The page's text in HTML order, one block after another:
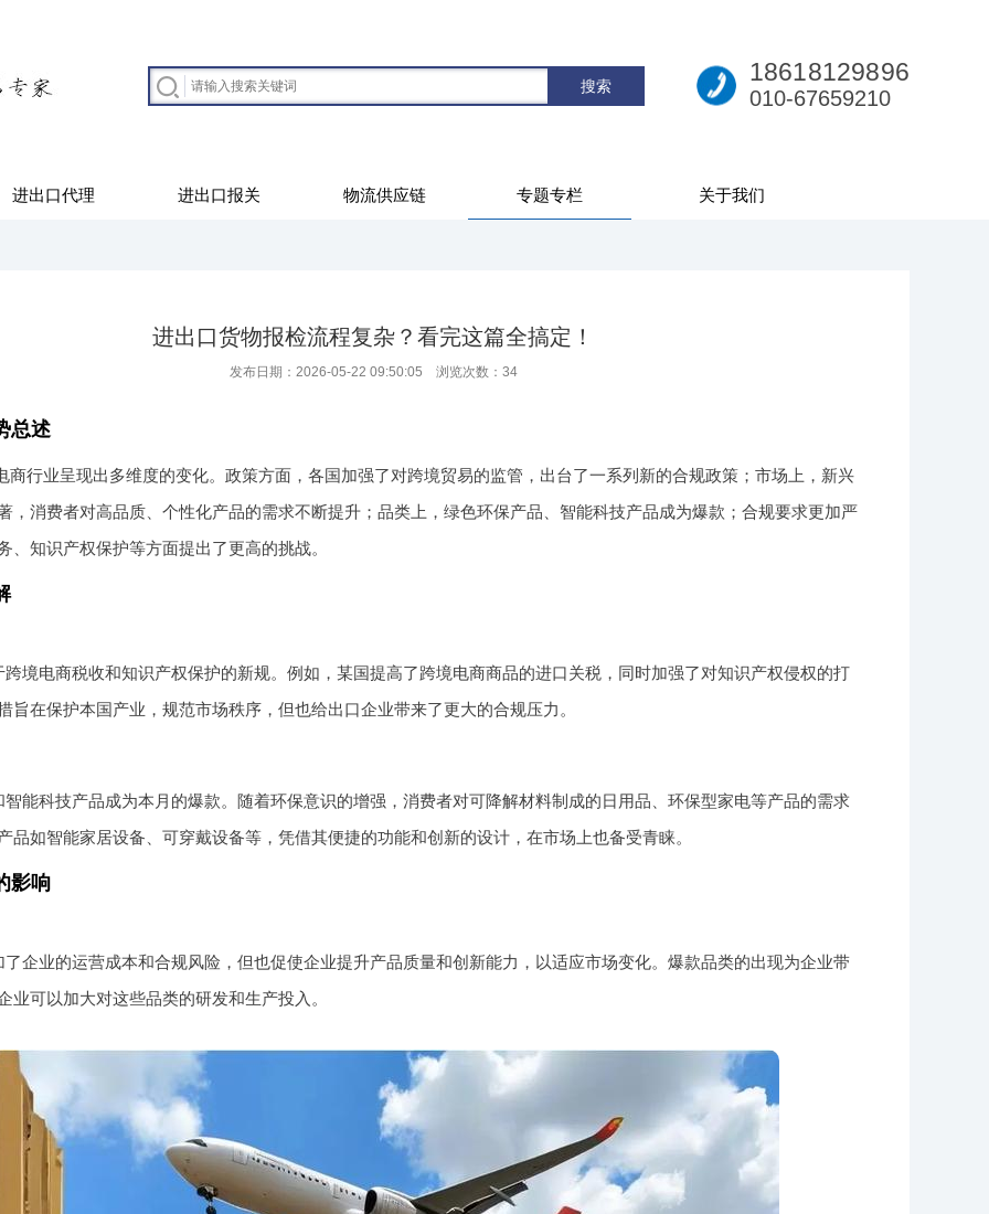
18618129896
010-67659210
进出口代理 进出口报关 物流供应链 专题专栏 关于我们
进出口货物报检流程复杂？看完这篇全搞定！
发布日期：2026-05-22 09:50:05 浏览次数： 34
总述
商行业呈现出多维度的变化。政策方面，各国加强了对跨境贸易的监管，出台了一系列新的合规政策；市场上，新兴
，消费者对高品质、个性化产品的需求不断提升；品类上，绿色环保产品、智能科技产品成为爆款；合规要求更加严
、知识产权保护等方面提出了更高的挑战。
境电商税收和知识产权保护的新规。例如，某国提高了跨境电商商品的进口关税，同时加强了对知识产权侵权的打
旨在保护本国产业，规范市场秩序，但也给出口企业带来了更大的合规压力。
能科技产品成为本月的爆款。随着环保意识的增强，消费者对可降解材料制成的日用品、环保型家电等产品的需求
品如智能家居设备、可穿戴设备等，凭借其便捷的功能和创新的设计，在市场上也备受青睐。
影响
企业的运营成本和合规风险，但也促使企业提升产品质量和创新能力，以适应市场变化。爆款品类的出现为企业带
业可以加大对这些品类的研发和生产投入。